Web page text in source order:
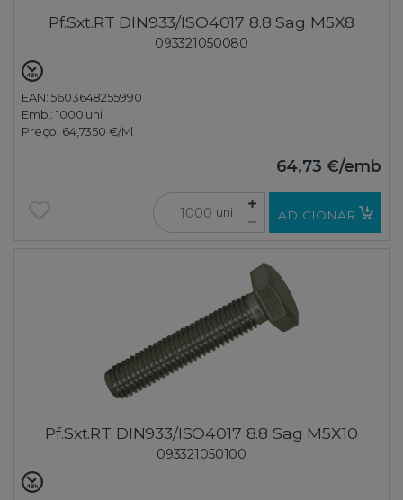
Pf.Sxt.RT DIN933/ISO4017 8.8 Sag M5X8
093321050080
EAN: 5603648255990
Emb.:1000 uni
Preço: 64,7350 €/Ml
64,73 €/emb
uni ADICIONAR
Pf.Sxt.RT DIN933/ISO4017 8.8 Sag M5X10
093321050100